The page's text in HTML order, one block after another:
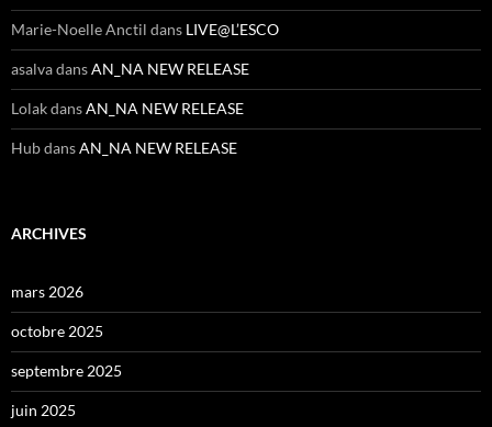
Marie-Noelle Anctil dans LIVE@L’ESCO
asalvadansAN_NA NEW RELEASE
LolakdansAN_NA NEW RELEASE
HubdansAN_NA NEW RELEASE
ARCHIVES
mars 2026
octobre 2025
septembre 2025
juin 2025